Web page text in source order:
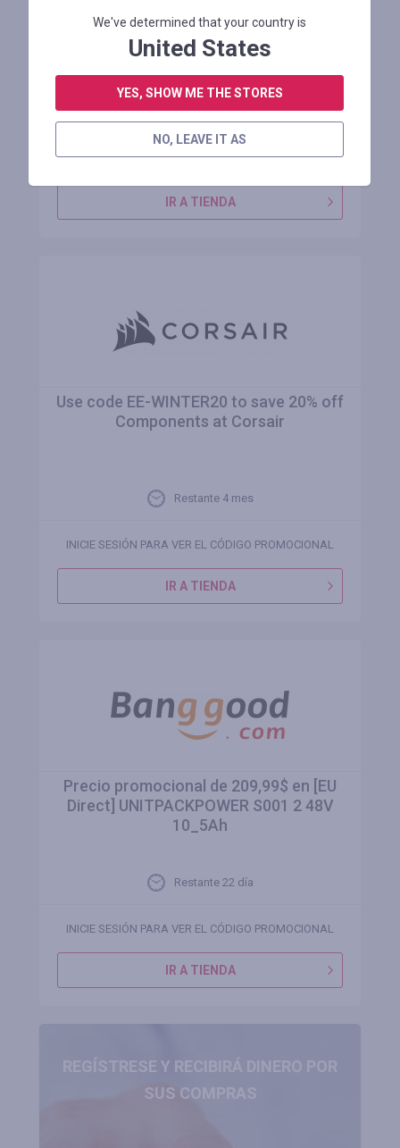
14,35% de descuento en la bicicleta
eléctrica Halo Knight H02, motor sin
escobillas de 750 W, bate de 48 V y 16
Ah
Restante 1 mes
INICIE SESIÓN PARA VER EL CÓDIGO PROMOCIONAL
IR A TIENDA
Use code EE-WINTER20 to save 20% off
Components at Corsair
Restante 4 mes
INICIE SESIÓN PARA VER EL CÓDIGO PROMOCIONAL
IR A TIENDA
Precio promocional de 209,99$ en [EU
Direct] UNITPACKPOWER S001 2 48V
10_5Ah
Restante 22 día
INICIE SESIÓN PARA VER EL CÓDIGO PROMOCIONAL
IR A TIENDA
REGÍSTRESE Y RECIBIRÁ DINERO POR
SUS COMPRAS
We've determined that your country is
United States
YES, SHOW ME THE STORES
NO, LEAVE IT AS